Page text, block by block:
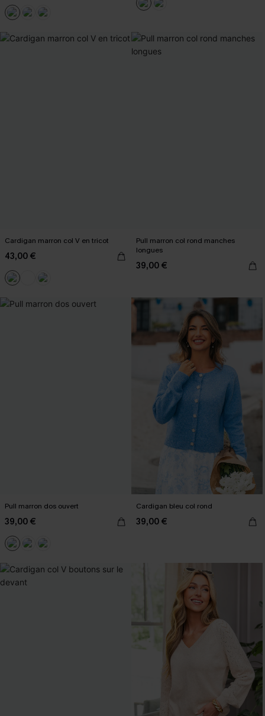
Cardigan marron col V en tricot
43,00 €
Pull marron col rond manches
longues
39,00 €
Pull marron dos ouvert
39,00 €
Cardigan bleu col rond
39,00 €